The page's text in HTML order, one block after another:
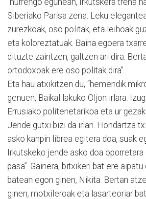
Siberiako Parisa zena. Leku
zurezkoak, oso politak, eta leihoak
eta koloreztatuak. Baina egoera
dituzte zaintzen, galtzen ari dira.
ortodoxoak ere oso politak dira”.
Eta hau atxikitzen du, “hemendik
genuen, Baikal lakuko Oljon irlara.
Errusiako politenetarikoa eta ur
Jende gutxi bizi da irlan. Hondartza
asko kanpin librea egitera doa, suak
Irkutskeko jende asko doa
pasa”. Gainera, bitxikeri bat ere aipatu
batean egon ginen, Nikita. Bertan
ginen, motxileroak eta lasarteoriar